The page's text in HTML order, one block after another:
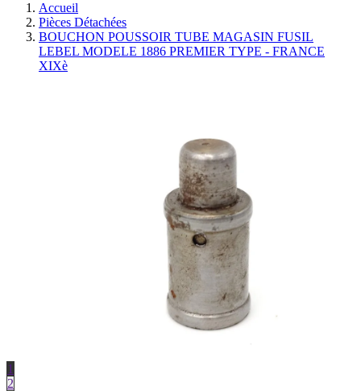
Accueil
Pièces Détachées
BOUCHON POUSSOIR TUBE MAGASIN FUSIL
LEBEL MODELE 1886 PREMIER TYPE - FRANCE
XIXè
1
2